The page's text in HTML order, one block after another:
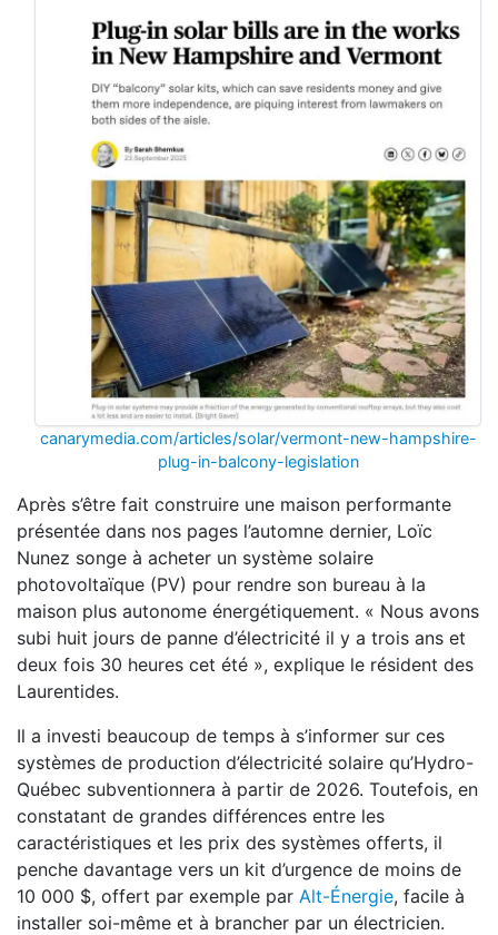
canarymedia.com/articles/solar/vermont-new-hampshire-
plug-in-balcony-legislation
Après s’être fait construire une maison performante
présentée dans nos pages l’automne dernier, Loïc
Nunez songe à acheter un système solaire
photovoltaïque (PV) pour rendre son bureau à la
maison plus autonome énergétiquement. « Nous avons
subi huit jours de panne d’électricité il y a trois ans et
deux fois 30 heures cet été », explique le résident des
Laurentides.
Il a investi beaucoup de temps à s’informer sur ces
systèmes de production d’électricité solaire qu’Hydro-
Québec subventionnera à partir de 2026. Toutefois, en
constatant de grandes différences entre les
caractéristiques et les prix des systèmes offerts, il
penche davantage vers un kit d’urgence de moins de
10 000 $, offert par exemple par Alt-Énergie, facile à
installer soi-même et à brancher par un électricien.